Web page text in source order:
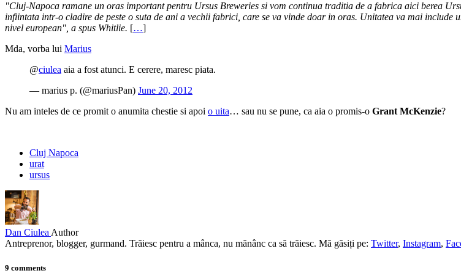
"Cluj-Napoca ramane un oras important pentru Ursus Breweries si vom continua traditia de a fabrica aici berea
infiintata intr-o cladire de peste o suta de ani a vechii fabrici, care se va vinde doar in oras. Unitatea va mai
nivel european", a spus Whitlie. […]
Mda, vorba lui Marius
@ciulea aia a fost atunci. E cerere, maresc piata.
— marius p. (@mariusPan) June 20, 2012
Nu am inteles de ce promit o anumita chestie si apoi o uita… sau nu se pune, ca aia o promis-o Grant McKenzie?
Cluj Napoca
urat
ursus
Dan Ciulea Author
Antreprenor, blogger, gurmand. Trăiesc pentru a mânca, nu mănânc ca să trăiesc. Mă găsiți pe: Twitter, Instagram,
9 comments